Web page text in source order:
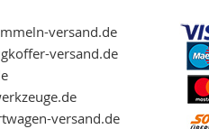
versand.de
versand.de
versand.de